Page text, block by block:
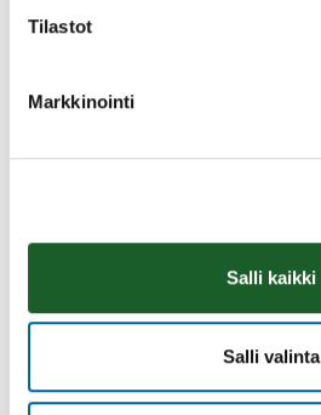
Tilastot
Markkinointi
Salli kaikki
Salli valinta
Räsymattojooga
Talo Rannalla kallioilla
Lue lisää